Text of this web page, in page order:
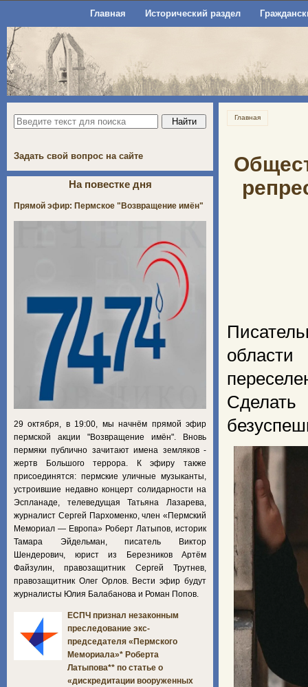
Главная Исторический раздел
Главная
Задать свой вопрос на сайте
На повестке дня
Прямой эфир: Пермское "Возвращение имён"
29 октября, в 19:00, мы начнём прямой эфир
пермской акции "Возвращение имён". Вновь
пермяки публично зачитают имена земляков -
жертв Большого террора. К эфиру также
присоединятся: пермские уличные музыканты,
устроившие недавно концерт солидарности на
Эспланаде, телеведущая Татьяна Лазарева,
журналист Сергей Пархоменко, член «Пермский
Мемориал — Европа» Роберт Латыпов, историк
Тамара Эйдельман, писатель Виктор
Шендерович, юрист из Березников Артём
Файзулин, правозащитник Сергей Трутнев,
правозащитник Олег Орлов. Вести эфир будут
журналисты Юлия Балабанова и Роман Попов.
ЕСПЧ признал незаконным
преследование экс-
председателя «Пермского
Мемориала»* Роберта
Латыпова** по статье о
«дискредитации вооруженных